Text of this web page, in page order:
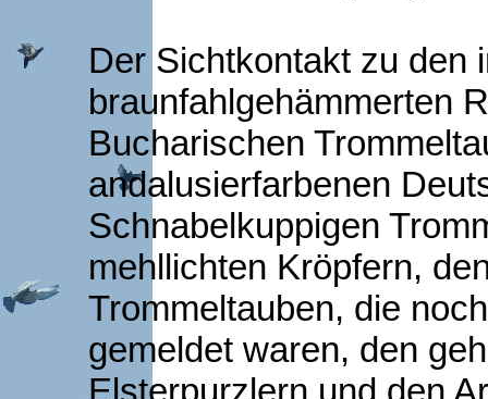
Der Sichtkontakt zu den
braunfahlgehämmerten
Bucharischen
andalusierfarbenen
Schnabelkuppigen
mehllichten Kröpfern,
Trommeltauben, die
gemeldet waren, den
Elsterpurzlern und den